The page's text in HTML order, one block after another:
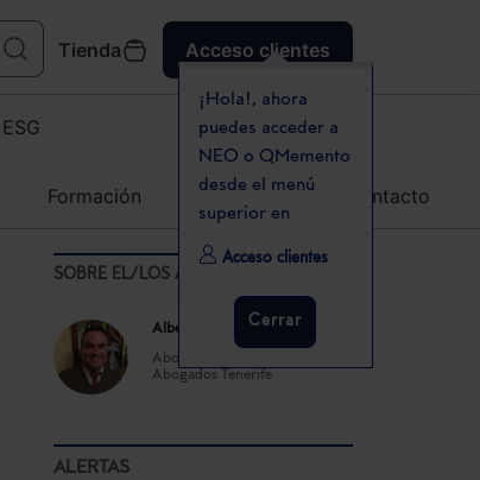
Tienda Acceso clientes
¡Hola!, ahora
puedes acceder a
NEO o QMemento
desde el menú
superior en
Acceso clientes
Cerrar
ESG
Formación Agenda Contacto
SOBRE EL/LOS AUTOR(ES)
Alberto Álvarez Hernández
Abogado en Alvarez
Abogados Tenerife
ALERTAS